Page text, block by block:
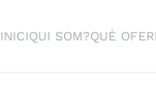
INICIQUI SOM?QUÈ